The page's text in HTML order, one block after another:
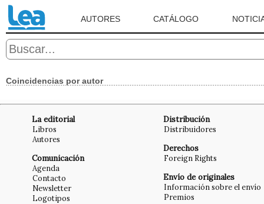
AUTORES CATÁLOGO
Coincidencias por autor
La editorial
Libros
Autores
Comunicación
Agenda
Contacto
Newsletter
Logotipos
Distribución
Distribuidores
Derechos
Foreign Rights
Envío de originales
Información sobre el envío
Premios